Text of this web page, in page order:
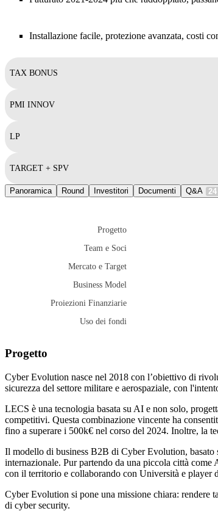
Installazione facile, protezione avanzata, costi
TAX BONUS
PMI INNOV
LP
TARGET + SPV
Panoramica Round Investitori Documenti Q&A 24
Progetto
Team e Soci
Mercato e Target
Business Model
Proiezioni Finanziarie
Uso dei fondi
Progetto
Cyber Evolution nasce nel 2018 con l’obiettivo di
sicurezza del settore militare e aerospaziale, con
LECS è una tecnologia basata su AI e non solo,
competitivi. Questa combinazione vincente ha
fino a superare i 500k€ nel corso del 2024. Inoltre, la
Il modello di business B2B di Cyber Evolution, basato
internazionale. Pur partendo da una piccola città
con il territorio e collaborando con Università e
Cyber Evolution si pone una missione chiara: rendere
di cyber security.